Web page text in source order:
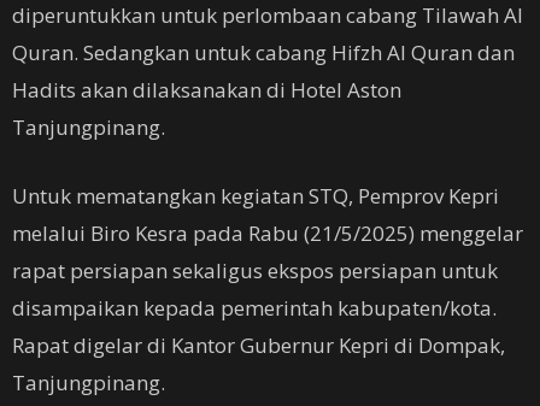
diperuntukkan untuk perlombaan cabang Tilawah Al
Quran. Sedangkan untuk cabang Hifzh Al Quran dan
Hadits akan dilaksanakan di Hotel Aston
Tanjungpinang.
Untuk mematangkan kegiatan STQ, Pemprov Kepri
melalui Biro Kesra pada Rabu (21/5/2025) menggelar
rapat persiapan sekaligus ekspos persiapan untuk
disampaikan kepada pemerintah kabupaten/kota.
Rapat digelar di Kantor Gubernur Kepri di Dompak,
Tanjungpinang.